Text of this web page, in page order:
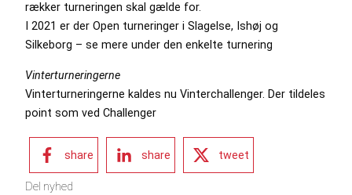
rækker turneringen skal gælde for.
I 2021 er der Open turneringer i Slagelse, Ishøj og
Silkeborg – se mere under den enkelte turnering
Vinterturneringerne
Vinterturneringerne kaldes nu Vinterchallenger. Der tildeles
point som ved Challenger
share share tweet
Del nyhed